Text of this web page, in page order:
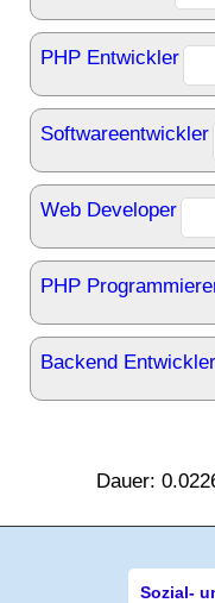
PHP Entwickler
Softwareentwickler
Web Developer
PHP
Backend Entwickler
Dauer:
Sozial-